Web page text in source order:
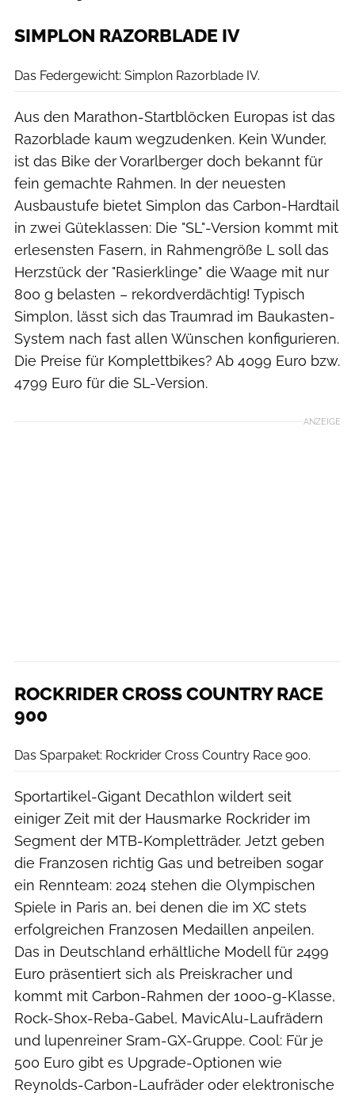
SIMPLON RAZORBLADE IV
Das Federgewicht: Simplon Razorblade IV.
Aus den Marathon-Startblöcken Europas ist das
Razorblade kaum wegzudenken. Kein Wunder,
ist das Bike der Vorarlberger doch bekannt für
fein gemachte Rahmen. In der neuesten
Ausbaustufe bietet Simplon das Carbon-Hardtail
in zwei Güteklassen: Die "SL"-Version kommt mit
erlesensten Fasern, in Rahmengröße L soll das
Herzstück der "Rasierklinge" die Waage mit nur
800 g belasten – rekordverdächtig! Typisch
Simplon, lässt sich das Traumrad im Baukasten-
System nach fast allen Wünschen konfigurieren.
Die Preise für Komplettbikes? Ab 4099 Euro bzw.
4799 Euro für die SL-Version.
ANZEIGE
ROCKRIDER CROSS COUNTRY RACE
900
Das Sparpaket: Rockrider Cross Country Race 900.
Sportartikel-Gigant Decathlon wildert seit
einiger Zeit mit der Hausmarke Rockrider im
Segment der MTB-Kompletträder. Jetzt geben
die Franzosen richtig Gas und betreiben sogar
ein Rennteam: 2024 stehen die Olympischen
Spiele in Paris an, bei denen die im XC stets
erfolgreichen Franzosen Medaillen anpeilen.
Das in Deutschland erhältliche Modell für 2499
Euro präsentiert sich als Preiskracher und
kommt mit Carbon-Rahmen der 1000-g-Klasse,
Rock-Shox-Reba-Gabel, MavicAlu-Laufrädern
und lupenreiner Sram-GX-Gruppe. Cool: Für je
500 Euro gibt es Upgrade-Optionen wie
Reynolds-Carbon-Laufräder oder elektronische